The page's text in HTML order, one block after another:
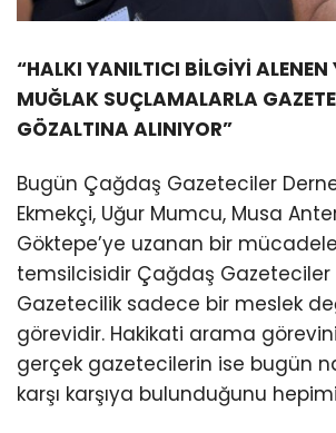
“HALKI YANILTICI BİLGİYİ
MUĞLAK SUÇLAMALARLA
GÖZALTINA ALINIYOR”
Bugün Çağdaş Gazeteciler
Ekmekçi, Uğur Mumcu, Musa
Göktepe’ye uzanan bir
temsilcisidir Çağdaş Gazeteciler
Gazetecilik sadece bir meslek
görevidir. Hakikati arama
gerçek gazetecilerin ise bugün
karşı karşıya bulunduğunu